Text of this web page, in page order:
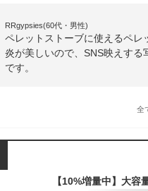
RRgypsies(60代・男性)
ペレットストーブに使えるペ
炎が美しいので、SNS映えす
です。
全